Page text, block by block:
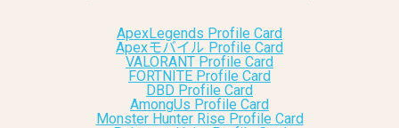
ApexLegends Profile Card
Apexモバイル Profile Card
VALORANT Profile Card
FORTNITE Profile Card
DBD Profile Card
AmongUs Profile Card
Monster Hunter Rise Profile Card